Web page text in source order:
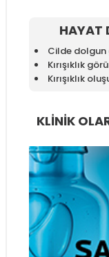
HAYAT
Cilde dolgun
Kırışıklık
Kırışıklık
KLİNİK